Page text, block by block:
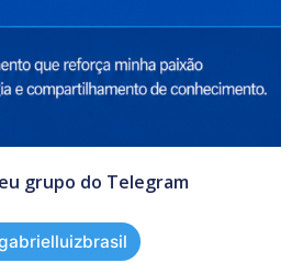
grupo do Telegram